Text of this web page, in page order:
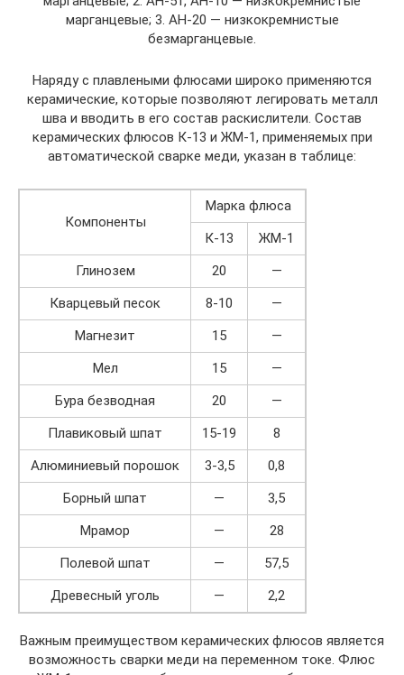
марганцевые; 3. АН-20 — низкокремнистые
безмарганцевые.
Наряду с плавлеными флюсами широко применяются
керамические, которые позволяют легировать металл
шва и вводить в его состав раскислители. Состав
керамических флюсов К-13 и ЖМ-1, применяемых при
автоматической сварке меди, указан в таблице:
Компоненты
Марка флюса
К-13
ЖМ-1
Глинозем
20
—
Кварцевый песок
8-10
—
Магнезит
15
—
Мел
15
—
Бура безводная
20
—
Плавиковый шпат
15-19
8
Алюминиевый порошок
3-3,5
0,8
Борный шпат
—
3,5
Мрамор
—
28
Полевой шпат
—
57,5
Древесный уголь
— 2,2
Важным преимуществом керамических флюсов является
возможность сварки меди на переменном токе. Флюс